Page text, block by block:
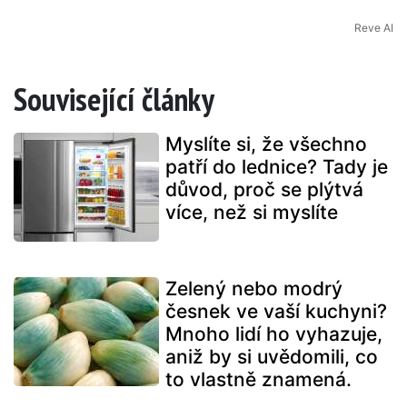
Reve AI
Související články
Myslíte si, že všechno
patří do lednice? Tady je
důvod, proč se plýtvá
více, než si myslíte
Zelený nebo modrý
česnek ve vaší kuchyni?
Mnoho lidí ho vyhazuje,
aniž by si uvědomili, co
to vlastně znamená.